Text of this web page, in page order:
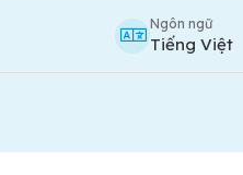
Ngôn ngữ
Tiếng Việt